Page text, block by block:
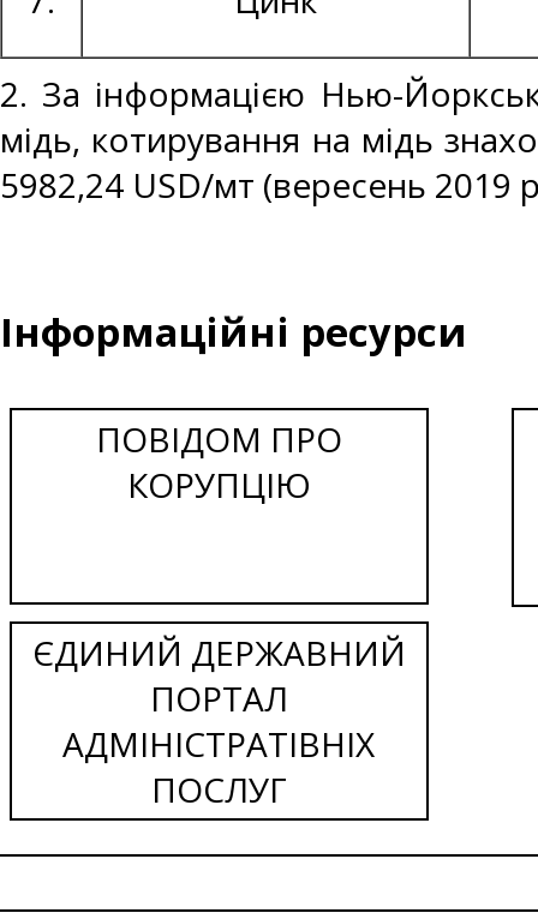
2. За інформацією Нью-
мідь, котирування на мідь
5982,24 USD/мт (вересень 2019
Інформаційні ресурси
ПОВІДОМ ПРО
КОРУПЦІЮ
ЄДИНИЙ ДЕРЖАВНИЙ
ПОРТАЛ
АДМІНІСТРАТІВНІХ
ПОСЛУГ